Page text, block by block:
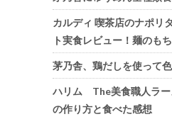
カルディ 喫茶店のナポ
ト実食レビュー！麺のも
茅乃舎、鶏だしを使って
ハリム The美食職人ラー
の作り方と食べた感想